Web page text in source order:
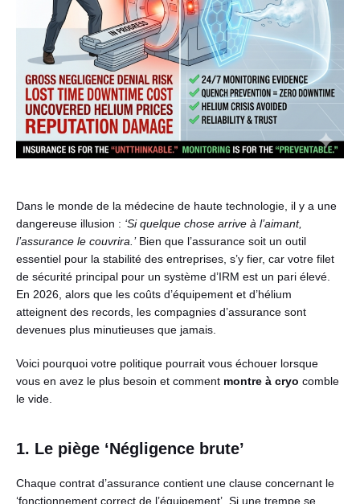
Français
Dans le monde de la médecine de haute technologie, il y a une
dangereuse illusion : ‘Si quelque chose arrive à l’aimant,
l’assurance le couvrira.’Bien que l’assurance soit un outil
essentiel pour la stabilité des entreprises, s’y fier, car votre filet
de sécurité principal pour un système d’IRM est un pari élevé.
En 2026, alors que les coûts d’équipement et d’hélium
atteignent des records, les compagnies d’assurance sont
devenues plus minutieuses que jamais.
Voici pourquoi votre politique pourrait vous échouer lorsque
vous en avez le plus besoin et comment montre à cryo comble
le vide.
1. Le piège ‘Négligence brute’
Chaque contrat d’assurance contient une clause concernant le
‘fonctionnement correct de l’équipement’. Si une trempe se